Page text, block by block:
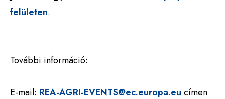
felületen.
További információ:
E-mail: REA-AGRI-EVENTS@ec.europa.eu címen